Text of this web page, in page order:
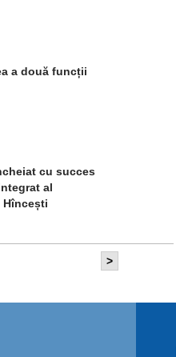
a două funcții
cu succes
al
Hîncești
regional de
>